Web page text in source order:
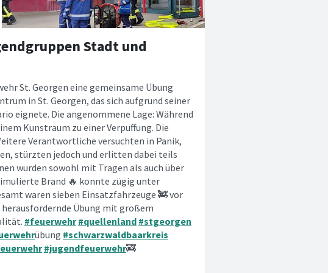
Stadt und
St. Georgen eine gemeinsame Übung
in St. Georgen, das sich aufgrund seiner
eignete. Die angenommene Lage: Während
Kunstraum zu einer Verpuffung. Die
Verantwortliche versuchten in Panik,
stürzten jedoch und erlitten dabei teils
wurden sowohl mit Tragen als auch über
Brand 🔥 konnte zügig unter
waren sieben Einsatzfahrzeuge 🚒 vor
Übung mit großem
#feuerwehr #quellenland #stgeorgen
übung #schwarzwaldbaarkreis
#jugendfeuerwehr🚒